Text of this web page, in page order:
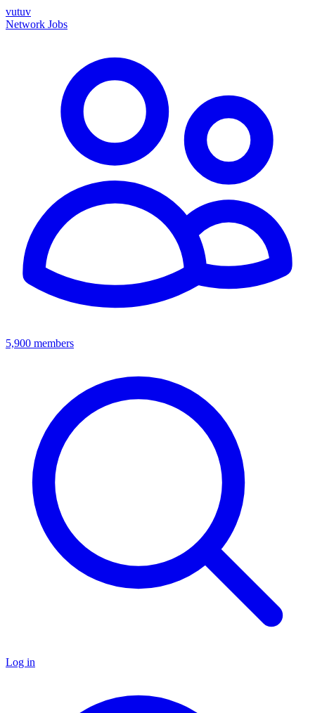
vutuv
Network Jobs
5,900 members
Log in